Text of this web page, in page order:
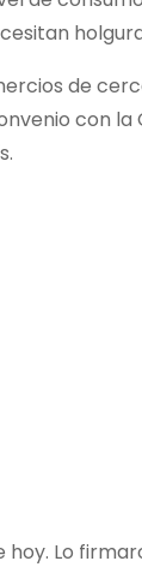
de
con
hoy. Lo